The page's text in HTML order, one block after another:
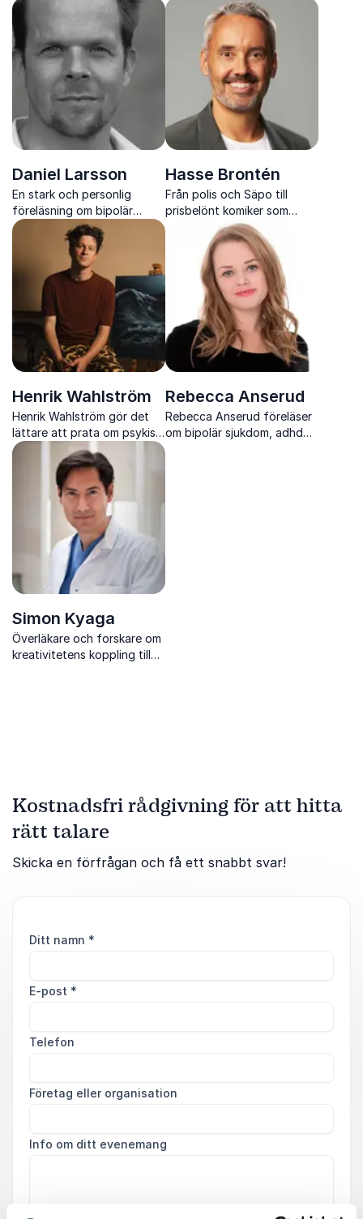
psykisk ohälsa
Daniel Larsson
En stark och personlig
föreläsning om bipolär
sjukdom och vägen tillbaka
Hasse Brontén
Från polis och Säpo till
prisbelönt komiker som
berör med humor, värme och
starka berättelser om livet
Henrik Wahlström
Henrik Wahlström gör det
lättare att prata om psykisk
hälsa och visar hur
öppenhet bygger tryggare
arbetsplatser och relationer.
Rebecca Anserud
Rebecca Anserud föreläser
om bipolär sjukdom, adhd
Simon Kyaga
Överläkare och forskare om
kreativitetens koppling till
Kostnadsfri rådgivning för att hitta
rätt talare
Skicka en förfrågan och få ett snabbt svar!
Ditt namn *
E-post *
Telefon
Företag eller organisation
Info om ditt evenemang